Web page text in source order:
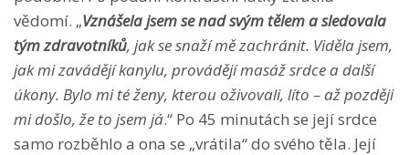
vědomí. „Vznášela jsem se nad svým tělem a sledovala
tým zdravotníků, jak se snaží mě zachránit. Viděla jsem,
jak mi zavádějí kanylu, provádějí masáž srdce a další
úkony. Bylo mi té ženy, kterou oživovali, líto – až později
mi došlo, že to jsem já.“ Po 45 minutách se její srdce
samo rozběhlo a ona se „vrátila“ do svého těla. Její